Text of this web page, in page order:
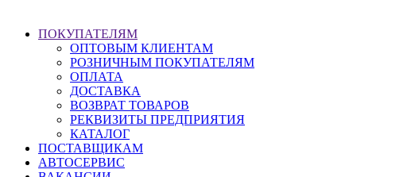
ПОКУПАТЕЛЯМ
ОПТОВЫМ КЛИЕНТАМ
РОЗНИЧНЫМ ПОКУПАТЕЛЯМ
ОПЛАТА
ДОСТАВКА
ВОЗВРАТ ТОВАРОВ
РЕКВИЗИТЫ ПРЕДПРИЯТИЯ
КАТАЛОГ
ПОСТАВЩИКАМ
АВТОСЕРВИС